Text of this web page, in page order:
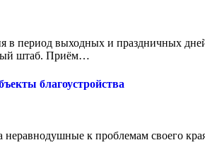
в период выходных и праздничных
штаб. Приём…
благоустройства
неравнодушные к проблемам своего